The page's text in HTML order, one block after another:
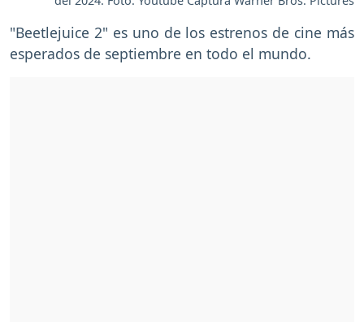
"Beetlejuice 2" es uno de los estrenos de cine más
esperados de septiembre en todo el mundo.